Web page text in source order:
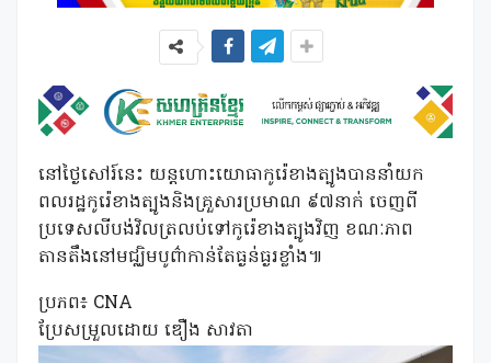
នៅថ្ងៃសៅរ៍នេះ យន្តហោះយោធាកូរ៉េខាងត្បូងបាននាំយក
ពលរដ្ឋកូរ៉េខាងត្បូងនិងគ្រួសារប្រមាណ ៩៧នាក់ ចេញពី
ប្រទេសលីបង់វិលត្រលប់ទៅកូរ៉េខាងត្បូងវិញ ខណៈភាព
តានតឹងនៅមជ្ឈិមបូព៌ាកាន់តែធ្ងន់ធ្ងរខ្លាំង៕
ប្រភព៖ CNA
ប្រែសម្រួលដោយ ឌឿង សាវតា